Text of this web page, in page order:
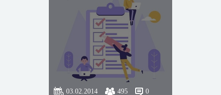
03.02.2014 495 0